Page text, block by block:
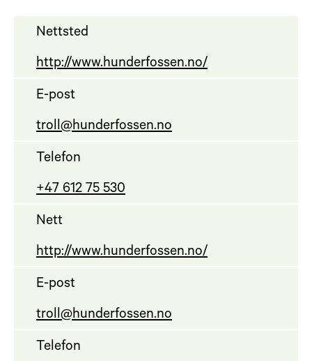
Nettsted
http://www.hunderfossen.no/
E-post
troll@hunderfossen.no
Telefon
+47 612 75 530
Nett
http://www.hunderfossen.no/
E-post
troll@hunderfossen.no
Telefon